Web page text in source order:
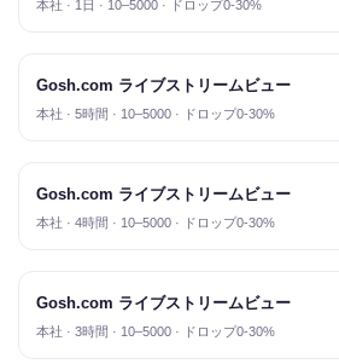
本社 · 1日 · 10–5000 · ドロップ0-30%
Gosh.com ライブストリームビュー
本社 · 5時間 · 10–5000 · ドロップ0-30%
Gosh.com ライブストリームビュー
本社 · 4時間 · 10–5000 · ドロップ0-30%
Gosh.com ライブストリームビュー
本社 · 3時間 · 10–5000 · ドロップ0-30%